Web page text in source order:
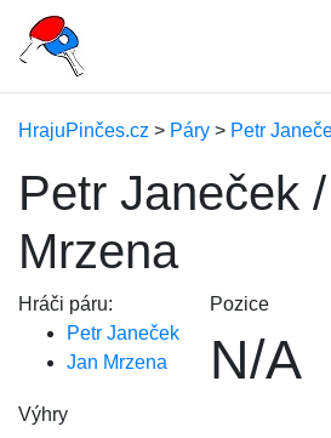
HrajuPinčes.cz > Páry > Petr
Petr Janeček
Mrzena
Hráči páru:
Petr Janeček
Jan Mrzena
Pozice
N/A
Výhry